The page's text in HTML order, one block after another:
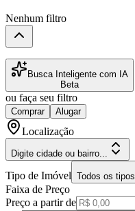
Nenhum filtro
Busca Inteligente com IA
Beta
ou faça seu filtro
Comprar Alugar
Localização
Digite cidade ou bairro...
Tipo de Imóvel Todos os tipos
Faixa de Preço
Preço a partir de